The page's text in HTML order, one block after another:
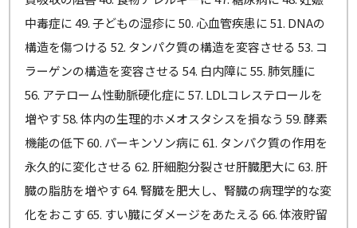
中毒症に 49. 子どもの湿疹に 50. 心血管疾患に 51. DNAの
構造を傷つける 52. タンパク質の構造を変容させる 53. コ
ラーゲンの構造を変容させる 54. 白内障に 55. 肺気腫に
56. アテローム性動脈硬化症に 57. LDLコレステロールを
増やす 58. 体内の生理的ホメオスタシスを損なう 59. 酵素
機能の低下 60. パーキンソン病に 61. タンパク質の作用を
永久的に変化させる 62. 肝細胞分裂させ肝臓肥大に 63. 肝
臓の脂肪を増やす 64. 腎臓を肥大し、腎臓の病理学的な変
化をおこす 65. すい臓にダメージをあたえる 66. 体液貯留